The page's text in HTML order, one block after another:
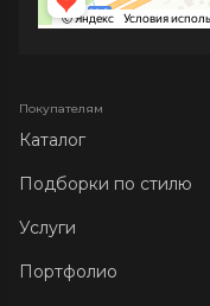
Покупателям
Каталог
Подборки по стилю
Услуги
Портфолио